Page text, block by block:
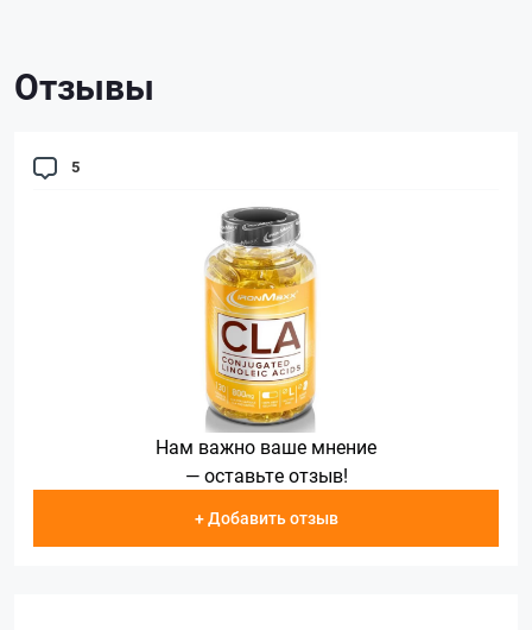
Отзывы
5
Нам важно ваше мнение
— оставьте отзыв!
+ Добавить отзыв